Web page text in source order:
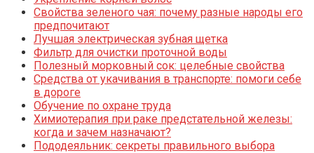
Свойства зеленого чая: почему разные народы его
предпочитают
Лучшая электрическая зубная щетка
Фильтр для очистки проточной воды
Полезный морковный сок: целебные свойства
Средства от укачивания в транспорте: помоги себе
в дороге
Обучение по охране труда
Химиотерапия при раке предстательной железы:
когда и зачем назначают?
Пододеяльник: секреты правильного выбора